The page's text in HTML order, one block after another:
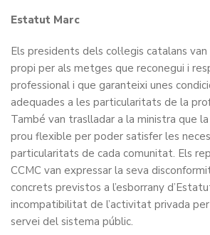
Estatut Marc
Els presidents dels col·legis catalans
propi per als metges que reconegui i
professional i que garanteixi unes
adequades a les particularitats de la
També van traslladar a la ministra que
prou flexible per poder satisfer les
particularitats de cada comunitat. Els
CCMC van expressar la seva
concrets previstos a l’esborrany
incompatibilitat de l’activitat privada
servei del sistema públic.